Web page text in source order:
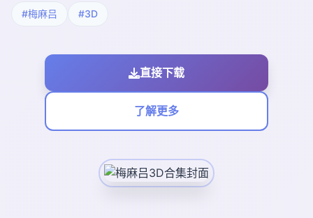
#梅麻吕 #3D
直接下载
了解更多